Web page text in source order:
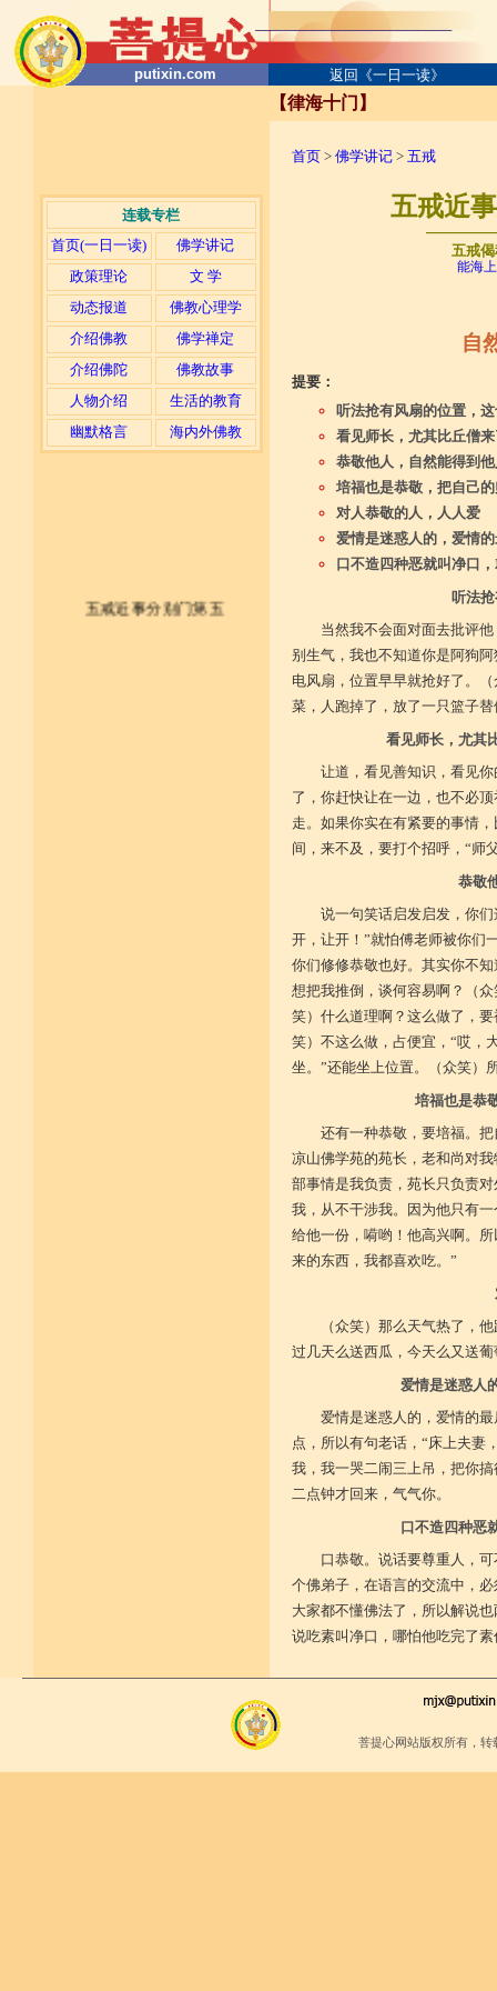
putixin.com 返回《一日一读》
连载专栏
首页(一日一读)
佛学讲记
政策理论
文 学
动态报道
佛教心理学
介绍佛教
佛学禅定
介绍佛陀
佛教故事
人物介绍
生活的教育
幽默格言
海内外佛教
【律海十门】
首页 > 佛学讲记 > 五戒
五戒近
五戒
能海
自
提要：
听法抢有风扇的位置，
看见师长，尤其比丘僧
恭敬他人，自然能得到
培福也是恭敬，把自己
对人恭敬的人，人人爱
爱情是迷惑人的，爱情
口不造四种恶就叫净口
听法
当然我不会面对面去批评
别生气，我也不知道你是阿狗
电风扇，位置早早就抢好了。
菜，人跑掉了，放了一只篮子
看见师长，尤其
让道，看见善知识，看见
了，你赶快让在一边，也不必
走。如果你实在有紧要的事情
间，来不及，要打个招呼，“师
恭敬
说一句笑话启发启发，你
开，让开！”就怕傅老师被你们
你们修修恭敬也好。其实你不
想把我推倒，谈何容易啊？（
笑）什么道理啊？这么做了，
笑）不这么做，占便宜，“哎，
坐。”还能坐上位置。（众笑）
培福也是恭
还有一种恭敬，要培福。
凉山佛学苑的苑长，老和尚对
部事情是我负责，苑长只负责
我，从不干涉我。因为他只有
给他一份，嗬哟！他高兴啊。
来的东西，我都喜欢吃。”
（众笑）那么天气热了，
过几天么送西瓜，今天么又送
爱情是迷惑人
爱情是迷惑人的，爱情的
点，所以有句老话，“床上夫妻
我，我一哭二闹三上吊，把你
二点钟才回来，气气你。
口不造四种恶
口恭敬。说话要尊重人，
个佛弟子，在语言的交流中，
大家都不懂佛法了，所以解说
说吃素叫净口，哪怕他吃完了
菩提心网站版权所有，
五戒近事分别门第五